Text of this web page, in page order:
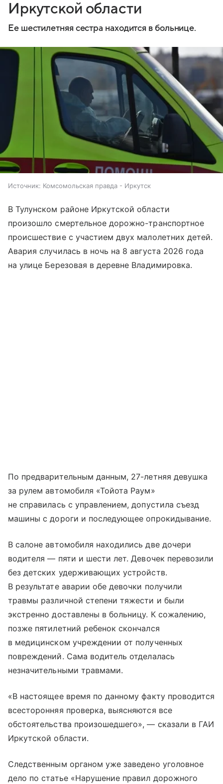
Иркутской области
Ее шестилетняя сестра находится в больнице.
Источник: Комсомольская правда - Иркутск
В Тулунском районе Иркутской области
произошло смертельное дорожно-транспортное
происшествие с участием двух малолетних детей.
Авария случилась в ночь на 8 августа 2026 года
на улице Березовая в деревне Владимировка.
По предварительным данным, 27-летняя девушка
за рулем автомобиля «Тойота Раум»
не справилась с управлением, допустила съезд
машины с дороги и последующее опрокидывание.
В салоне автомобиля находились две дочери
водителя — пяти и шести лет. Девочек перевозили
без детских удерживающих устройств.
В результате аварии обе девочки получили
травмы различной степени тяжести и были
экстренно доставлены в больницу. К сожалению,
позже пятилетний ребенок скончался
в медицинском учреждении от полученных
повреждений. Сама водитель отделалась
незначительными травмами.
«В настоящее время по данному факту проводится
всесторонняя проверка, выясняются все
обстоятельства произошедшего», — сказали в ГАИ
Иркутской области.
Следственным органом уже заведено уголовное
дело по статье «Нарушение правил дорожного